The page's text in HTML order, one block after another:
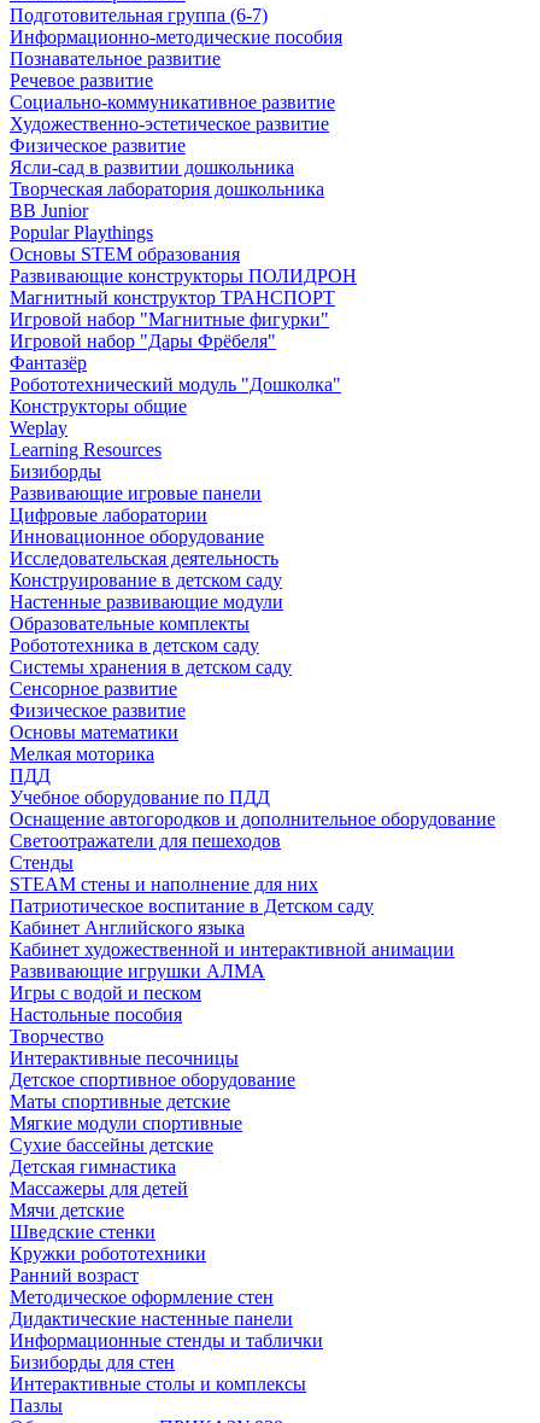
Подготовительная группа (6-7)
Информационно-методические пособия
Познавательное развитие
Речевое развитие
Социально-коммуникативное развитие
Художественно-эстетическое развитие
Физическое развитие
Ясли-сад в развитии дошкольника
Творческая лаборатория дошкольника
BB Junior
Popular Playthings
Основы STEM образования
Развивающие конструкторы ПОЛИДРОН
Магнитный конструктор ТРАНСПОРТ
Игровой набор "Магнитные фигурки"
Игровой набор "Дары Фрёбеля"
Фантазёр
Робототехнический модуль "Дошколка"
Конструкторы общие
Weplay
Learning Resources
Бизиборды
Развивающие игровые панели
Цифровые лаборатории
Инновационное оборудование
Исследовательская деятельность
Конструирование в детском саду
Настенные развивающие модули
Образовательные комплекты
Робототехника в детском саду
Системы хранения в детском саду
Сенсорное развитие
Физическое развитие
Основы математики
Мелкая моторика
ПДД
Учебное оборудование по ПДД
Оснащение автогородков и дополнительное оборудование
Светоотражатели для пешеходов
Стенды
STEAM стены и наполнение для них
Патриотическое воспитание в Детском саду
Кабинет Английского языка
Кабинет художественной и интерактивной анимации
Развивающие игрушки АЛМА
Игры с водой и песком
Настольные пособия
Творчество
Интерактивные песочницы
Детское спортивное оборудование
Маты спортивные детские
Мягкие модули спортивные
Сухие бассейны детские
Детская гимнастика
Массажеры для детей
Мячи детские
Шведские стенки
Кружки робототехники
Ранний возраст
Методическое оформление стен
Дидактические настенные панели
Информационные стенды и таблички
Бизиборды для стен
Интерактивные столы и комплексы
Пазлы